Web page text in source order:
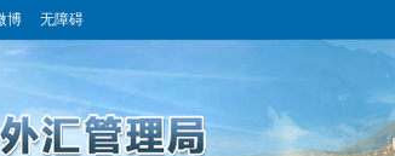
博 无障碍